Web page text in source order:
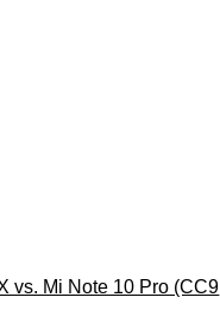
vs. Mi Note 10 Pro (CC9